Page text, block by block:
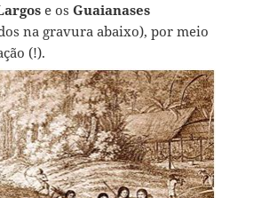
e os Guaianases
na gravura abaixo), por meio
(!).